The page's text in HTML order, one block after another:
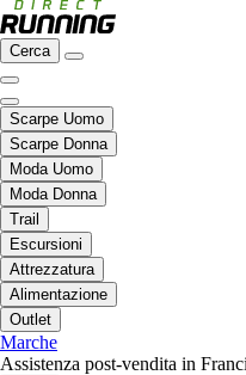
Cerca
Scarpe Uomo
Scarpe Donna
Moda Uomo
Moda Donna
Trail
Escursioni
Attrezzatura
Alimentazione
Outlet
Marche
Assistenza post-vendita in